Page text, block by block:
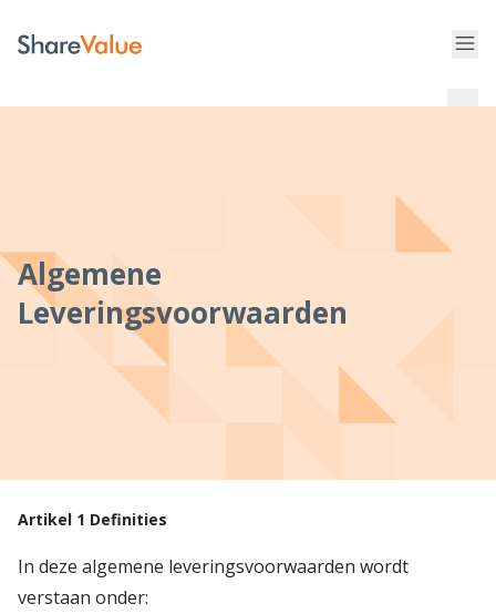
Algemene
Leveringsvoorwaarden
Artikel 1 Definities
In deze algemene leveringsvoorwaarden wordt
verstaan onder: